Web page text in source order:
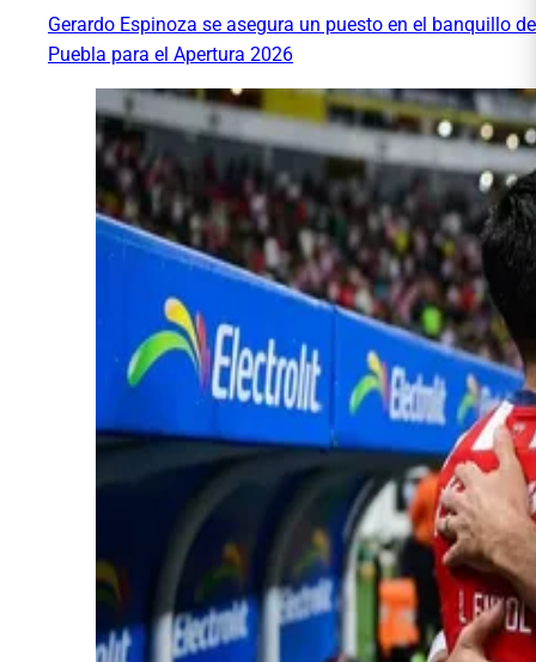
Gerardo Espinoza se asegura un puesto en el banquillo de
Puebla para el Apertura 2026